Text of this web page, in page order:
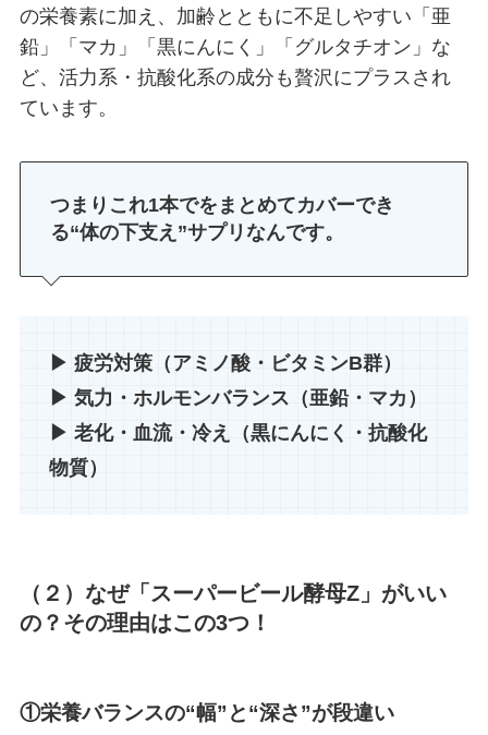
の栄養素に加え、加齢とともに不足しやすい「亜
鉛」「マカ」「黒にんにく」「グルタチオン」な
ど、活力系・抗酸化系の成分も贅沢にプラスされ
ています。
つまりこれ1本でをまとめてカバーでき
る“体の下支え”サプリなんです。
▶ 疲労対策（アミノ酸・ビタミンB群）
▶ 気力・ホルモンバランス（亜鉛・マカ）
▶ 老化・血流・冷え（黒にんにく・抗酸化
物質）
（２）なぜ「スーパービール酵母Z」がいい
の？その理由はこの3つ！
①栄養バランスの“幅” と“深さ”が段違い